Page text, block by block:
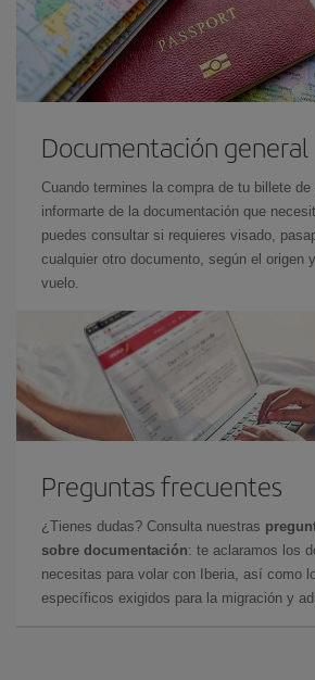
Documentación general
Cuando termines la compra de tu billete
informarte de la documentación que
puedes consultar si requieres visado,
cualquier otro documento, según el origen
vuelo.
Preguntas frecuentes
¿Tienes dudas? Consulta nuestras
sobre documentación: te aclaramos los
necesitas para volar con Iberia, así como
específicos exigidos para la migración y